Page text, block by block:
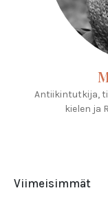
Antiikintutkija,
kielen ja
Viimeisimmät